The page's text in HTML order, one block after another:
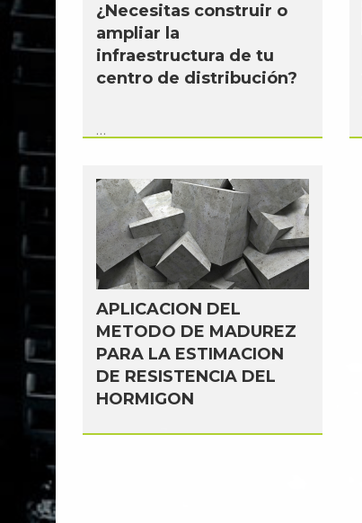
¿Necesitas construir o
ampliar la
infraestructura de tu
centro de distribución?
...
APLICACION DEL
METODO DE MADUREZ
PARA LA ESTIMACION
DE RESISTENCIA DEL
HORMIGON